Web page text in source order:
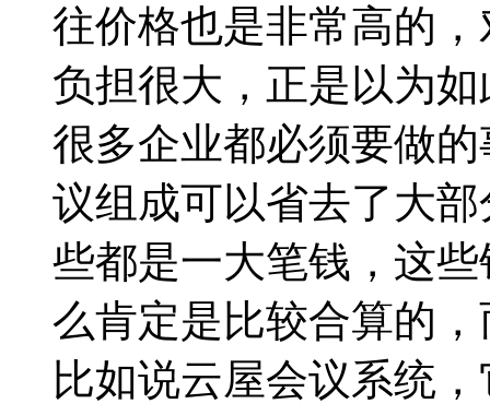
往价格也是非常高的
负担很大，正是以为
很多企业都必须要做
议组成可以省去了大
些都是一大笔钱，这
么肯定是比较合算的
比如说云屋会议系统